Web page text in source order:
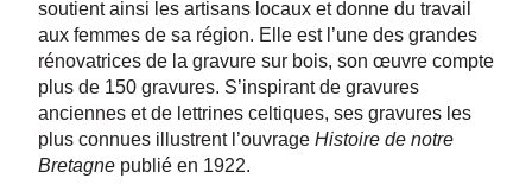
soutient ainsi les artisans locaux et donne du travail
aux femmes de sa région. Elle est l’une des grandes
rénovatrices de la gravure sur bois, son œuvre compte
plus de 150 gravures. S’inspirant de gravures
anciennes et de lettrines celtiques, ses gravures les
plus connues illustrent l’ouvrage Histoire de notre
Bretagne publié en 1922.